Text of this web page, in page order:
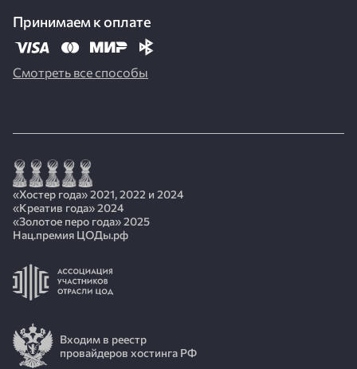
Принимаем к оплате
Смотреть все способы
«Хостер года» 2021, 2022 и 2024
«Креатив года» 2024
«Золотое перо года» 2025
Нац.премия ЦОДы.рф
Входим в реестр
провайдеров хостинга РФ